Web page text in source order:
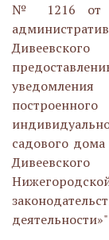
№ 1216 от
уведомления
садового
деятельности»"